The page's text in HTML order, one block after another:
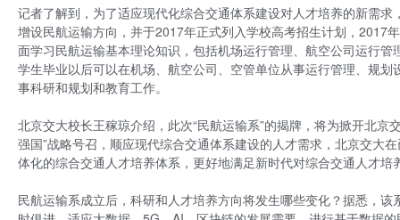
记者了解到，为了适应现代化综合交通体系建设对人才培养的新需
增设民航运输方向，并于2017年正式列入学校高考招生计划，2017
面学习民航运输基本理论知识，包括机场运行管理、航空公司运行
学生毕业以后可以在机场、航空公司、空管单位从事运行管理、规
事科研和规划和教育工作。
北京交大校长王稼琼介绍，此次“民航运输系”的揭牌，将为掀开北
强国”战略号召，顺应现代综合交通体系建设的人才需求，北京交大
体化的综合交通人才培养体系，更好地满足新时代对综合交通人才培
民航运输系成立后，科研和人才培养方向将发生哪些变化？据悉，